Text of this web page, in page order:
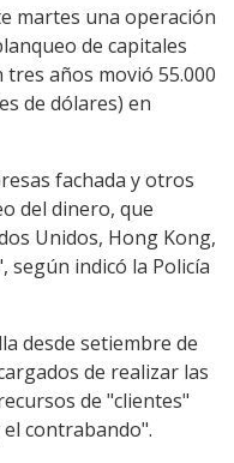
Link
martes una operación
de capitales
años movió 55.000
de dólares) en
fachada y otros
del dinero, que
Unidos, Hong Kong,
según indicó la Policía
desde setiembre de
de realizar las
de "clientes"
contrabando".